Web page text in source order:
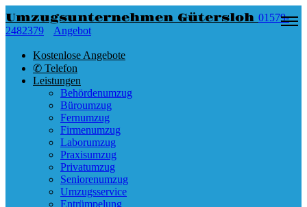
Umzugsunternehmen Gütersloh 01579-
2482379
Angebot
Kostenlose Angebote
✆ Telefon
Leistungen
Behördenumzug
Büroumzug
Fernumzug
Firmenumzug
Laborumzug
Praxisumzug
Privatumzug
Seniorenumzug
Umzugsservice
Entrümpelung